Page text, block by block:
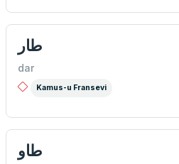
طار
dar
Kamus-u Fransevi
‌طاو